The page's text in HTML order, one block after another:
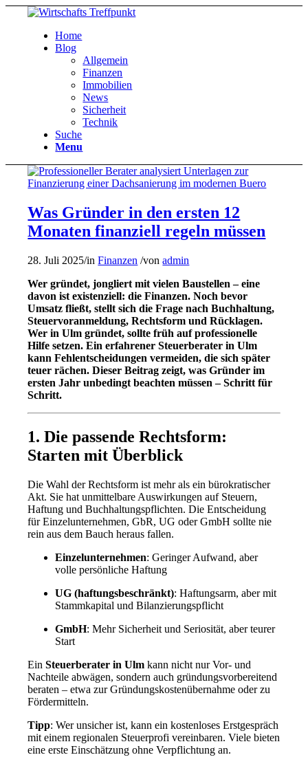
Home
Blog
Allgemein
Finanzen
Immobilien
News
Sicherheit
Technik
Suche
Menu
Was Gründer in den ersten 12
Monaten finanziell regeln müssen
28. Juli 2025/inFinanzen /vonadmin
Wer gründet, jongliert mit vielen Baustellen – eine
davon ist existenziell: die Finanzen. Noch bevor
Umsatz fließt, stellt sich die Frage nach Buchhaltung,
Steuervoranmeldung, Rechtsform und Rücklagen.
Wer in Ulm gründet, sollte früh auf professionelle
Hilfe setzen. Ein erfahrener Steuerberater in Ulm
kann Fehlentscheidungen vermeiden, die sich später
teuer rächen. Dieser Beitrag zeigt, was Gründer im
ersten Jahr unbedingt beachten müssen – Schritt für
Schritt.
1. Die passende Rechtsform:
Starten mit Überblick
Die Wahl der Rechtsform ist mehr als ein bürokratischer
Akt. Sie hat unmittelbare Auswirkungen auf Steuern,
Haftung und Buchhaltungspflichten. Die Entscheidung
für Einzelunternehmen, GbR, UG oder GmbH sollte nie
rein aus dem Bauch heraus fallen.
Einzelunternehmen: Geringer Aufwand, aber
volle persönliche Haftung
UG (haftungsbeschränkt): Haftungsarm, aber mit
Stammkapital und Bilanzierungspflicht
GmbH: Mehr Sicherheit und Seriosität, aber teurer
Start
EinSteuerberater in Ulm kann nicht nur Vor- und
Nachteile abwägen, sondern auch gründungsvorbereitend
beraten – etwa zur Gründungskostenübernahme oder zu
Fördermitteln.
Tipp: Wer unsicher ist, kann ein kostenloses Erstgespräch
mit einem regionalen Steuerprofi vereinbaren. Viele bieten
eine erste Einschätzung ohne Verpflichtung an.